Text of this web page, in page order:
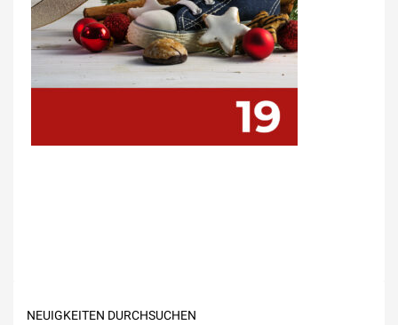
NEUIGKEITEN DURCHSUCHEN